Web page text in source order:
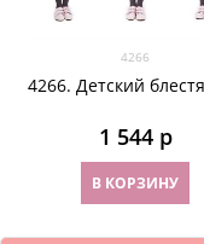
4266
4266. Детский
1 544 р
В КОРЗИНУ